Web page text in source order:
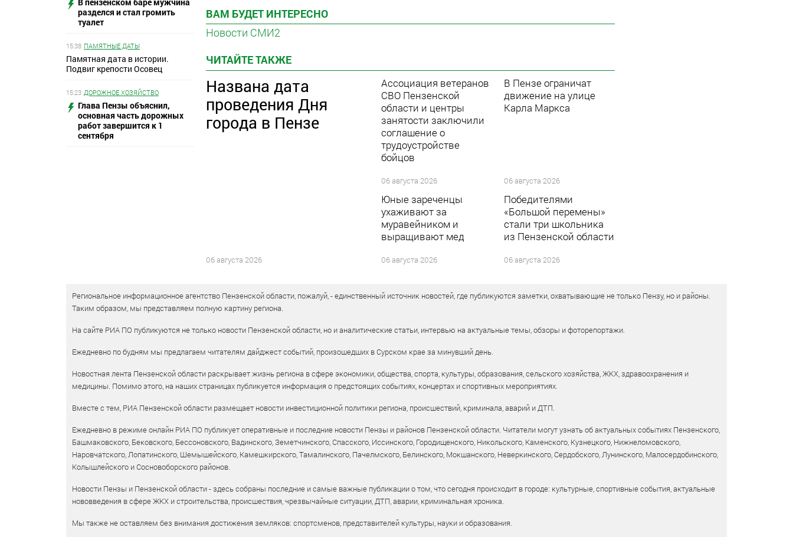
разделся и стал громить
туалет
15:38 ПАМЯТНЫЕ ДАТЫ
Памятная дата в истории.
Подвиг крепости Осовец
15:23 ДОРОЖНОЕ ХОЗЯЙСТВО
Глава Пензы объяснил,
основная часть дорожных
работ завершится к 1
сентября
ВАМ БУДЕТ ИНТЕРЕСНО
Новости СМИ2
ЧИТАЙТЕ ТАКЖЕ
Названа дата
проведения Дня
города в Пензе
06 августа 2026
Ассоциация ветеранов
СВО Пензенской
области и центры
занятости заключили
соглашение о
трудоустройстве
бойцов
06 августа 2026
В Пензе ограничат
движение на улице
Карла Маркса
06 августа 2026
Юные зареченцы
ухаживают за
муравейником и
выращивают мед
06 августа 2026
Победителями
«Большой перемены»
стали три школьника
из Пензенской области
06 августа 2026
Региональное информационное агентство Пензенской области, пожалуй, - единственный источник новостей, где публикуются заметки, охватывающие не только Пензу, но и районы.
Таким образом, мы представляем полную картину региона.
На сайте РИА ПО публикуются не только новости Пензенской области, но и аналитические статьи, интервью на актуальные темы, обзоры и фоторепортажи.
Ежедневно по будням мы предлагаем читателям дайджест событий, произошедших в Сурском крае за минувший день.
Новостная лента Пензенской области раскрывает жизнь региона в сфере экономики, общества, спорта, культуры, образования, сельского хозяйства, ЖКХ, здравоохранения и
медицины. Помимо этого, на наших страницах публикуется информация о предстоящих событиях, концертах и спортивных мероприятиях.
Вместе с тем, РИА Пензенской области размещает новости инвестиционной политики региона, происшествий, криминала, аварий и ДТП.
Ежедневно в режиме онлайн РИА ПО публикует оперативные и последние новости Пензы и районов Пензенской области. Читатели могут узнать об актуальных событиях Пензенского,
Башмаковского, Бековского, Бессоновского, Вадинского, Земетчинского, Спасского, Иссинского, Городищенского, Никольского, Каменского, Кузнецкого, Нижнеломовского,
Наровчатского, Лопатинского, Шемышейского, Камешкирского, Тамалинского, Пачелмского, Белинского, Мокшанского, Неверкинского, Сердобского, Лунинского, Малосердобинского,
Колышлейского и Сосновоборского районов.
Новости Пензы и Пензенской области - здесь собраны последние и самые важные публикации о том, что сегодня происходит в городе: культурные, спортивные события, актуальные
нововведения в сфере ЖКХ и строительства, происшествия, чрезвычайные ситуации, ДТП, аварии, криминальная хроника.
Мы также не оставляем без внимания достижения земляков: спортсменов, представителей культуры, науки и образования.